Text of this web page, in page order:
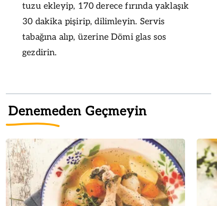
tuzu ekleyip, 170 derece fırında yaklaşık
30 dakika pişirip, dilimleyin. Servis
tabağına alıp, üzerine Dömi glas sos
gezdirin.
Denemeden Geçmeyin